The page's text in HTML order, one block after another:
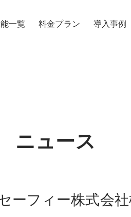
一覧 料金プラン 導入事例
ニュース
ーフィー株式会